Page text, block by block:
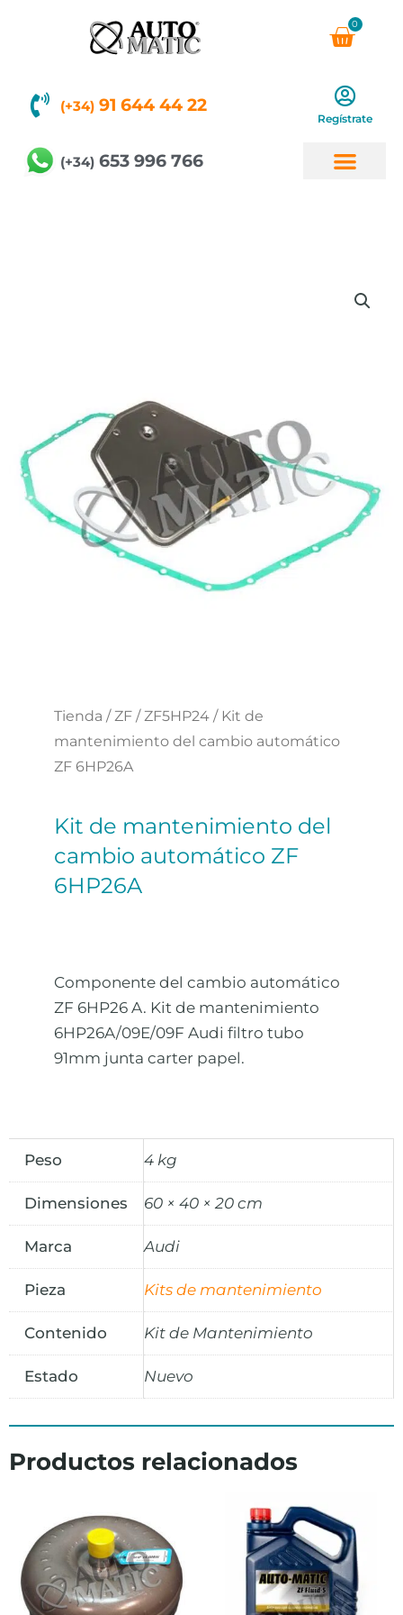
0
(+34) 91 644 44 22
Regístrate
(+34) 653 996 766
Tienda / ZF / ZF5HP24 / Kit de
mantenimiento del cambio automático
ZF 6HP26A
Kit de mantenimiento del
cambio automático ZF
6HP26A
Componente del cambio automático
ZF 6HP26 A. Kit de mantenimiento
6HP26A/09E/09F Audi filtro tubo
91mm junta carter papel.
Peso 4 kg
Dimensiones 60 × 40 × 20 cm
Marca Audi
Pieza Kits de mantenimiento
Contenido Kit de Mantenimiento
Estado Nuevo
Productos relacionados